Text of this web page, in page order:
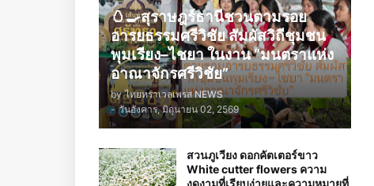
🥚🍳สุราษฎร์ธานีชวนตามรอย
อารยธรรมศรีวิชัย สัมผัสวิถีชุมชน
พุมเรียง–ไชยา ในงาน “มนตราแห่ง
อาณาจักรศรีวิชัย”
by ไทยทราเวลเพรส NEWS
- วันอังคาร, มิถุนายน 02, 2569
สวนภูเวียง ดอกคัตเตอร์ขาว
White cutter flowers ความ